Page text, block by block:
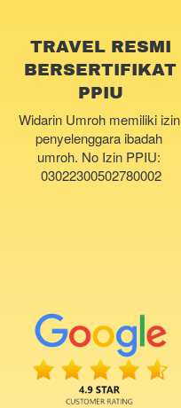
TRAVEL RESMI
BERSERTIFIKAT
PPIU
Widarin Umroh memiliki izin
penyelenggara ibadah
umroh. No Izin PPIU:
03022300502780002